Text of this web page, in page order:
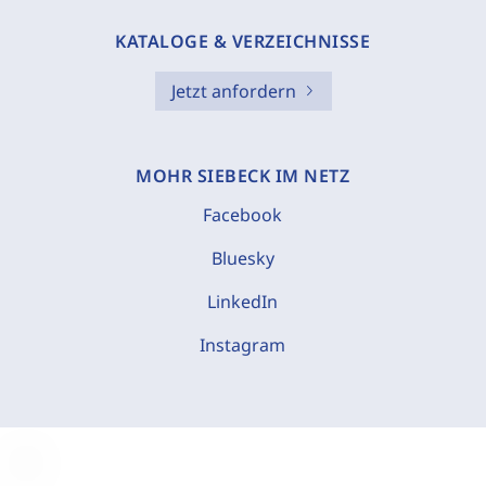
KATALOGE & VERZEICHNISSE
Jetzt anfordern
MOHR SIEBECK IM NETZ
Facebook
Bluesky
LinkedIn
Instagram